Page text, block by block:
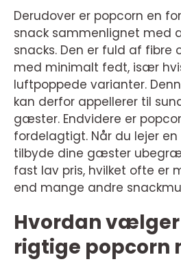
Derudover er popcorn en
snack sammenlignet med
snacks. Den er fuld af fibre
med minimalt fedt, især
luftpoppede varianter.
kan derfor appellerer til
gæster. Endvidere er
fordelagtigt. Når du lejer en
tilbyde dine gæster
fast lav pris, hvilket ofte er
end mange andre
Hvordan
rigtige popcorn